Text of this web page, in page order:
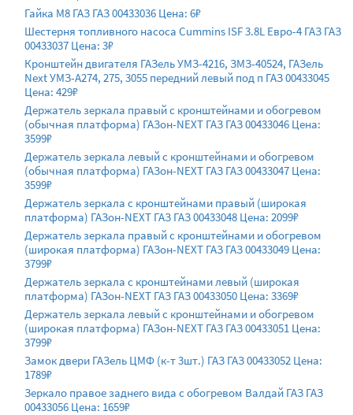
Гайка М8 ГАЗ ГАЗ 00433036 Цена: 6₽
Шестерня топливного насоса Cummins ISF 3.8L Евро-4 ГАЗ ГАЗ
00433037 Цена: 3₽
Кронштейн двигателя ГАЗель УМЗ-4216, ЗМЗ-40524, ГАЗель
Next УМЗ-А274, 275, 3055 передний левый под п ГАЗ 00433045
Цена: 429₽
Держатель зеркала правый с кронштейнами и обогревом
(обычная платформа) ГАЗон-NEXT ГАЗ ГАЗ 00433046 Цена:
3599₽
Держатель зеркала левый с кронштейнами и обогревом
(обычная платформа) ГАЗон-NEXT ГАЗ ГАЗ 00433047 Цена:
3599₽
Держатель зеркала с кронштейнами правый (широкая
платформа) ГАЗон-NEXT ГАЗ ГАЗ 00433048 Цена: 2099₽
Держатель зеркала правый с кронштейнами и обогревом
(широкая платформа) ГАЗон-NEXT ГАЗ ГАЗ 00433049 Цена:
3799₽
Держатель зеркала с кронштейнами левый (широкая
платформа) ГАЗон-NEXT ГАЗ ГАЗ 00433050 Цена: 3369₽
Держатель зеркала левый с кронштейнами и обогревом
(широкая платформа) ГАЗон-NEXT ГАЗ ГАЗ 00433051 Цена:
3799₽
Замок двери ГАЗель ЦМФ (к-т 3шт.) ГАЗ ГАЗ 00433052 Цена:
1789₽
Зеркало правое заднего вида с обогревом Валдай ГАЗ ГАЗ
00433056 Цена: 1659₽